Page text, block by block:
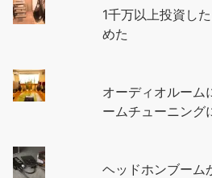
1千万以上投資し
めた
オーディオルーム
ームチューニング
ヘッドホンブーム